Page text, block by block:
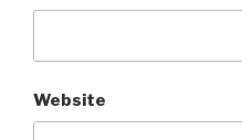
Website